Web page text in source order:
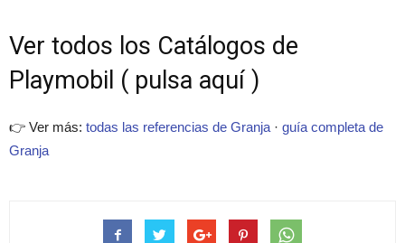
Ver todos los Catálogos de
Playmobil ( pulsa aquí )
👉 Ver más: todas las referencias de Granja · guía completa de
Granja